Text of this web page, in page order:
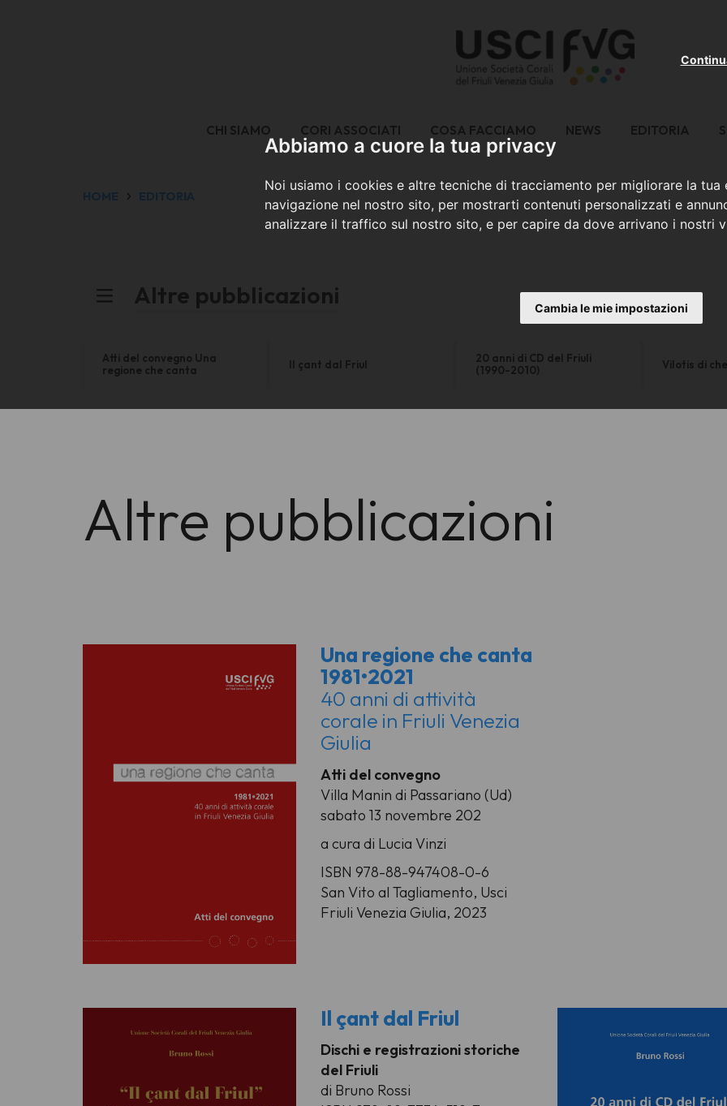
Abbiamo a cuore la tua privacy
Noi usiamo i cookies e altre tecniche di tracciamento per migliorare la tua
navigazione nel nostro sito, per mostrarti contenuti personalizzati e
analizzare il traffico sul nostro sito, e per capire da dove arrivano i nostri
Cambia le mie impostazioni
CHI SIAMO CORI ASSOCIATI COSA FACCIAMO NEWS EDITORIA
HOME EDITORIA
Altre pubblicazioni
Atti del convegno Una
regione che canta
Il çant dal Friul
20 anni di CD del Friuli
(1990-2010)
Vilotis di
Altre pubblicazioni
Una regione che canta
1981•2021
40 anni di attività
corale in Friuli Venezia
Giulia
Atti del convegno
Villa Manin di Passariano (Ud)
sabato 13 novembre 202
a cura di Lucia Vinzi
ISBN 978-88-947408-0-6
San Vito al Tagliamento, Usci
Friuli Venezia Giulia, 2023
Il çant dal Friul
Dischi e registrazioni storiche
del Friuli
di Bruno Rossi